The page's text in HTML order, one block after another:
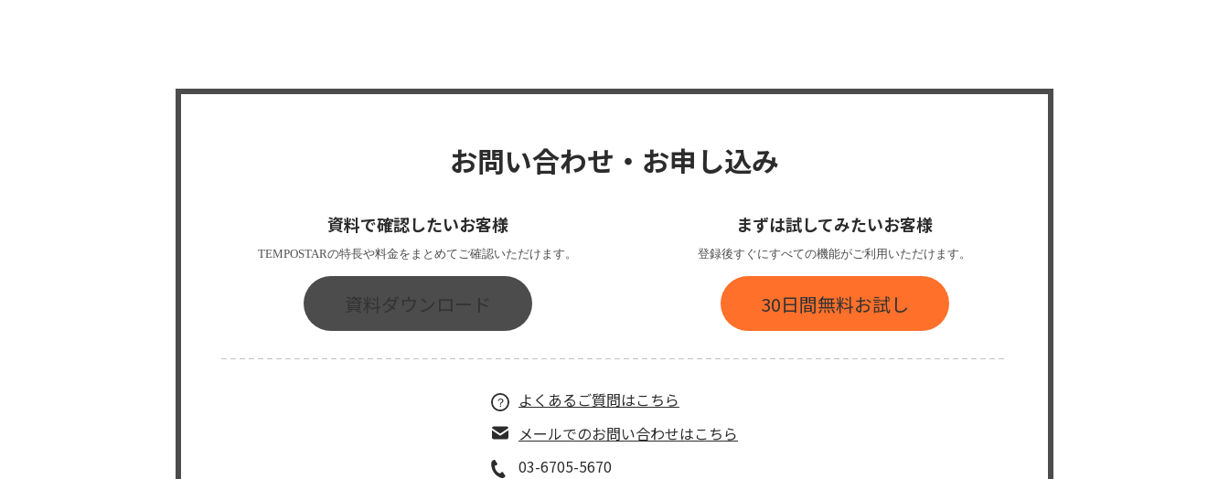
お問い合わせ・お申し込み
資料で確認したいお客様
TEMPOSTARの特長や料金をまとめてご確認いただけます。
資料ダウンロード
まずは試してみたいお客様
登録後すぐにすべての機能がご利用いただけます。
30日間無料お試し
よくあるご質問はこちら
メールでのお問い合わせはこちら
03-6705-5670